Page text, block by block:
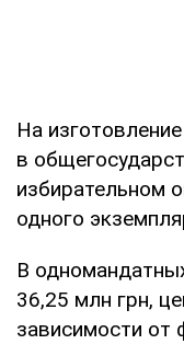
На
в
избирательном
одного
В
36,25 млн грн,
зависимости от